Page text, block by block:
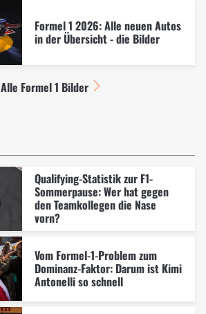
Formel 1 2026: Alle neuen Autos
in der Übersicht - die Bilder
Alle Formel 1 Bilder
Qualifying-Statistik zur F1-
Sommerpause: Wer hat gegen
den Teamkollegen die Nase
vorn?
Vom Formel-1-Problem zum
Dominanz-Faktor: Darum ist Kimi
Antonelli so schnell